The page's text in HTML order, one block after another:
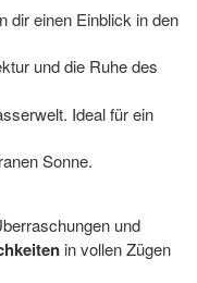
dir einen Einblick in den
und die Ruhe des
Ideal für ein
Sonne.
und
in vollen Zügen